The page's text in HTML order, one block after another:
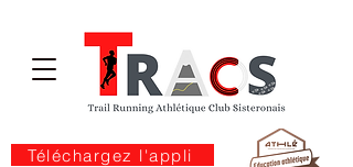
Téléchargez l'appli